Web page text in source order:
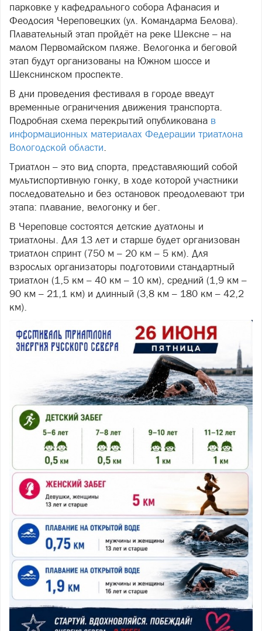
парковке у кафедрального собора Афанасия и
Феодосия Череповецких (ул. Командарма Белова).
Плавательный этап пройдёт на реке Шексне – на
малом Первомайском пляже. Велогонка и беговой
этап будут организованы на Южном шоссе и
Шекснинском проспекте.
В дни проведения фестиваля в городе введут
временные ограничения движения транспорта.
Подробная схема перекрытий опубликована в
информационных материалах Федерации триатлона
Вологодской области
Триатлон – это вид спорта, представляющий собой
мультиспортивную гонку, в ходе которой участники
последовательно и без остановок преодолевают три
этапа: плавание, велогонку и бег.
В Череповце состоятся детские дуатлоны и
триатлоны. Для 13 лет и старше будет организован
триатлон спринт (750 м – 20 км – 5 км). Для
взрослых организаторы подготовили стандартный
триатлон (1,5 км – 40 км – 10 км), средний (1,9 км –
90 км – 21,1 км) и длинный (3,8 км – 180 км – 42,2
км).